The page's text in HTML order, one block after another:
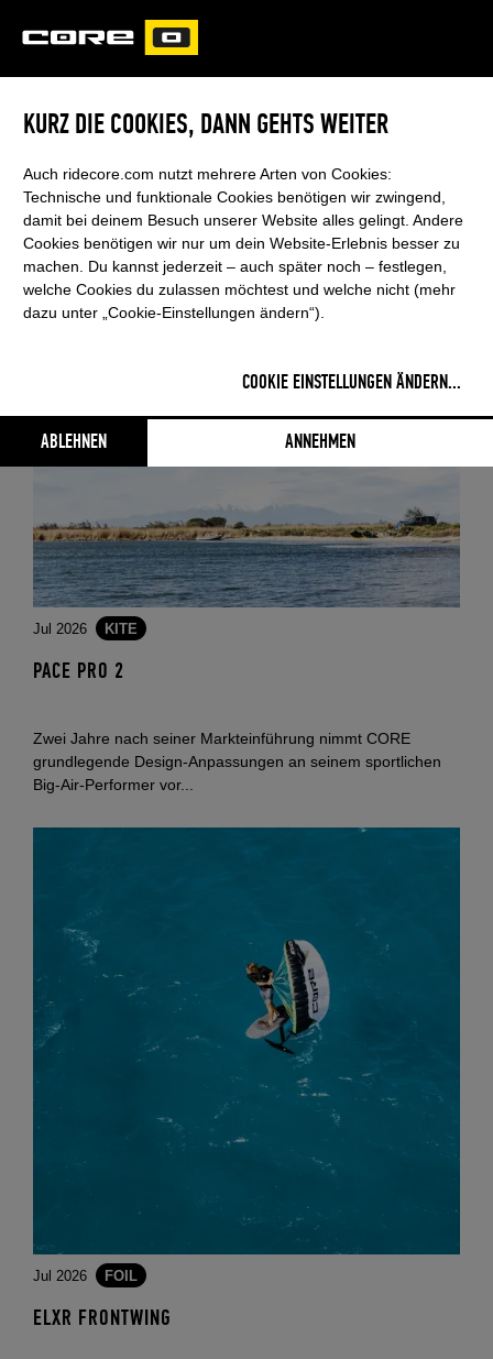
CARVED
NEWSROOM
Jul 2026 KITE
PACE PRO 2
Zwei Jahre nach seiner Markteinführung nimmt CORE
grundlegende Design-Anpassungen an seinem sportlichen
Big-Air-Performer vor...
Jul 2026 FOIL
ELXR FRONTWING
KURZ DIE COOKIES, DANN GEHTS WEITER
Auch ridecore.com nutzt mehrere Arten von Cookies:
Technische und funktionale Cookies benötigen wir zwingend,
damit bei deinem Besuch unserer Website alles gelingt. Andere
Cookies benötigen wir nur um dein Website-Erlebnis besser zu
machen. Du kannst jederzeit – auch später noch – festlegen,
welche Cookies du zulassen möchtest und welche nicht (mehr
dazu unter „Cookie-Einstellungen ändern“).
COOKIE EINSTELLUNGEN ÄNDERN...
ABLEHNEN ANNEHMEN